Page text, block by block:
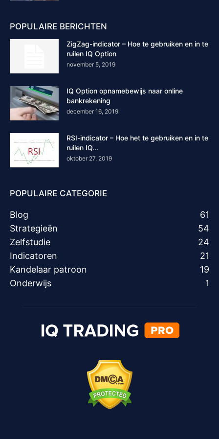
POPULAIRE BERICHTEN
ZigZag-indicator – Hoe te gebruiken en in te
ruilen IQ Option
november 5, 2019
IQ Option opnamebewijs naar online
bankrekening
december 16, 2019
RSI-indicator – Hoe het te gebruiken en in te
ruilen IQ...
oktober 27, 2019
POPULAIRE CATEGORIE
Blog
61
Strategieën
54
Zelfstudie
24
Indicatoren
21
Kandelaar patroon
19
Onderwijs
1